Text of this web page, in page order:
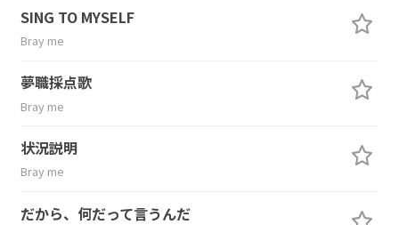
SING TO MYSELF
Bray me
夢職採点歌
Bray me
状況説明
Bray me
だから、何だって言うんだ